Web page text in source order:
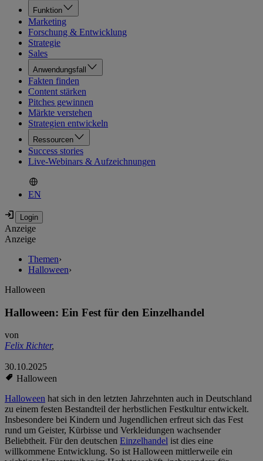
Funktion
Marketing
Forschung & Entwicklung
Strategie
Sales
Anwendungsfall
Fakten finden
Content stärken
Pitches gewinnen
Märkte verstehen
Strategien entwickeln
Ressourcen
Success stories
Live-Webinars & Aufzeichnungen
EN
Anzeige
Anzeige
Themen›
Halloween›
Halloween
Halloween: Ein Fest für den Einzelhandel
von
Felix Richter,
30.10.2025
Halloween
Halloween hat sich in den letzten Jahrzehnten auch in Deutschland
zu einem festen Bestandteil der herbstlichen Festkultur entwickelt.
Insbesondere bei Kindern und Jugendlichen erfreut sich das Fest
rund um Geister, Kürbisse und Verkleidungen wachsender
Beliebtheit. Für den deutschen Einzelhandel ist dies eine
willkommene Entwicklung. So ist Halloween mittlerweile ein